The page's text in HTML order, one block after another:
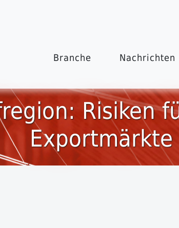
Branche Nachrichten
Risiken
Exportmärkte